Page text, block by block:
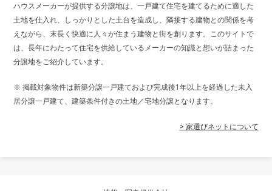
ハウスメーカーが提供する分譲地は、一戸建て住宅を建てるために適した
土地を仕入れ、しっかりとした土台を造成し、隣接する建物との関係を考
えながら、末長く快適に人々が住まう建物と街を創ります。このサイトで
は、長年にわたって住宅を供給しているメーカーの知識と想いが詰まった
分譲地をご紹介しています。
※ 掲載対象物件は新築分譲一戸建ておよび完成後1年以上を経過した未入
居分譲一戸建て、建築条件付きの土地／宅地分譲となります。
> 家選びネットについて